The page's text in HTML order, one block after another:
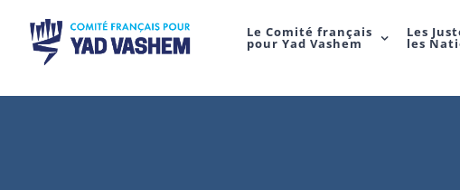
Le Comité français
pour Yad Vashem
Les
les